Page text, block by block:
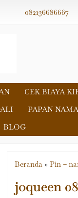
082136686667
CEK BIAYA
PAPAN NAMA
BLOG
Beranda »Pin –
joqueen